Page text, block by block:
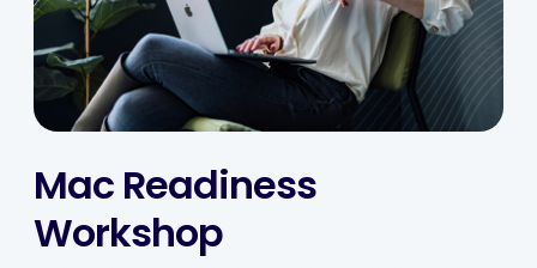
Mac Readiness
Workshop